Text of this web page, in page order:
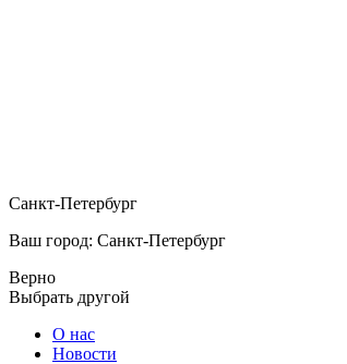
Санкт-Петербург
Ваш город: Санкт-Петербург
Верно
Выбрать другой
О нас
Новости